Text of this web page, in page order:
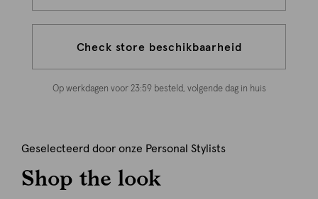
Check store beschikbaarheid
Op werkdagen voor 23:59 besteld, volgende dag in huis
Geselecteerd door onze Personal Stylists
Shop the look